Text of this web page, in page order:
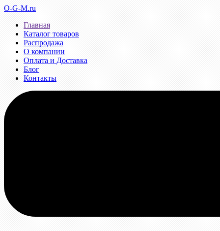
O-G-M.ru
Главная
Каталог товаров
Распродажа
О компании
Оплата и Доставка
Блог
Контакты